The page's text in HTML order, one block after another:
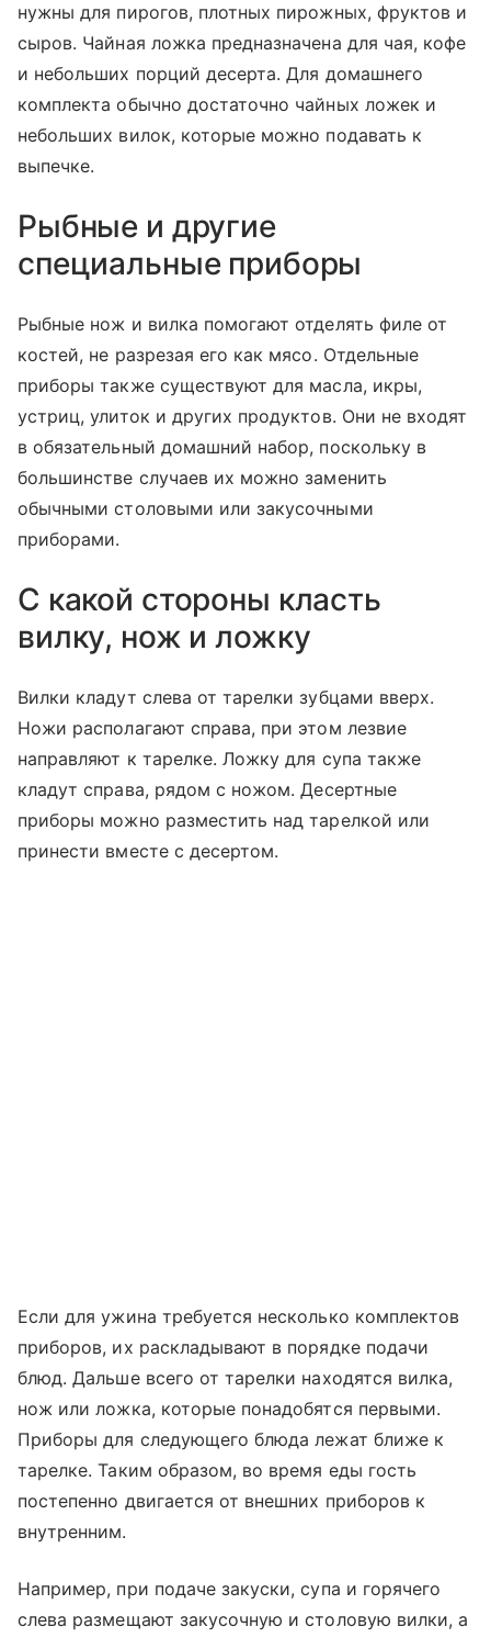
нужны для пирогов, плотных пирожных, фруктов и
сыров. Чайная ложка предназначена для чая, кофе
и небольших порций десерта. Для домашнего
комплекта обычно достаточно чайных ложек и
небольших вилок, которые можно подавать к
выпечке.
Рыбные и другие
специальные приборы
Рыбные нож и вилка помогают отделять филе от
костей, не разрезая его как мясо. Отдельные
приборы также существуют для масла, икры,
устриц, улиток и других продуктов. Они не входят
в обязательный домашний набор, поскольку в
большинстве случаев их можно заменить
обычными столовыми или закусочными
приборами.
С какой стороны класть
вилку, нож и ложку
Вилки кладут слева от тарелки зубцами вверх.
Ножи располагают справа, при этом лезвие
направляют к тарелке. Ложку для супа также
кладут справа, рядом с ножом. Десертные
приборы можно разместить над тарелкой или
принести вместе с десертом.
Если для ужина требуется несколько комплектов
приборов, их раскладывают в порядке подачи
блюд. Дальше всего от тарелки находятся вилка,
нож или ложка, которые понадобятся первыми.
Приборы для следующего блюда лежат ближе к
тарелке. Таким образом, во время еды гость
постепенно двигается от внешних приборов к
внутренним.
Например, при подаче закуски, супа и горячего
слева размещают закусочную и столовую вилки, а